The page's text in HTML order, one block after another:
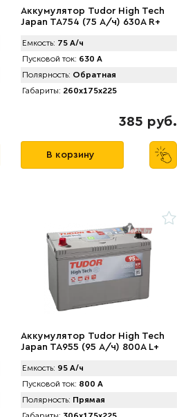
Аккумулятор Tudor High Tech
Japan TA754 (75 А/ч) 630A R+
Емкость: 75 А/ч
Пусковой ток: 630 А
Полярность: Обратная
Габариты: 260x175x225
385 руб.
В корзину
Аккумулятор Tudor High Tech
Japan TA955 (95 А/ч) 800A L+
Емкость: 95 А/ч
Пусковой ток: 800 А
Полярность: Прямая